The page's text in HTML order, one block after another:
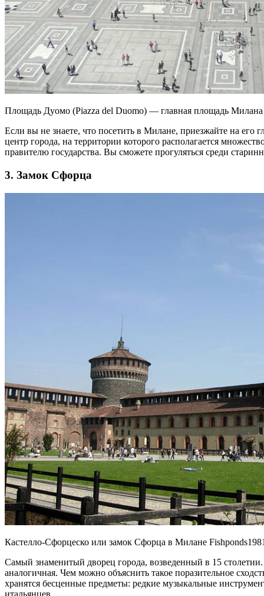
Площадь Дуомо (Piazza del Duomo) — главная площадь Милана
Если вы не знаете, что посетить в Милане, приезжайте на
центр города, на территории которого располагается
правителю государства. Вы сможете прогуляться среди
3. Замок Сфорца
Кастелло-Сфорцеско или замок Сфорца в Милане
Самый знаменитый дворец города, возведенный в 15
аналогичная. Чем можно объяснить такое поразительное
хранятся бесценные предметы: редкие музыкальные
итальянцев.